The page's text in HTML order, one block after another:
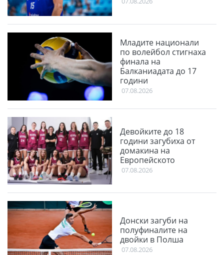
Младите национали
по волейбол стигнаха
финала на
Балканиадата до 17
години
07.08.2026
Девойките до 18
години загубиха от
домакина на
Европейското
07.08.2026
Донски загуби на
полуфиналите на
двойки в Полша
07.08.2026